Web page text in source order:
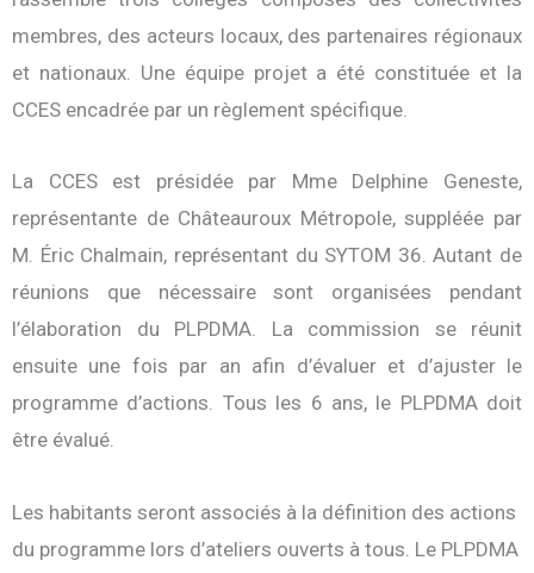
membres, des acteurs locaux, des partenaires régionaux
et nationaux. Une équipe projet a été constituée et la
CCES encadrée par un règlement spécifique.
La CCES est présidée par Mme Delphine Geneste,
représentante de Châteauroux Métropole, suppléée par
M. Éric Chalmain, représentant du SYTOM 36. Autant de
réunions que nécessaire sont organisées pendant
l’élaboration du PLPDMA. La commission se réunit
ensuite une fois par an afin d’évaluer et d’ajuster le
programme d’actions. Tous les 6 ans, le PLPDMA doit
être évalué.
Les habitants seront associés à la définition des actions
du programme lors d’ateliers ouverts à tous. Le PLPDMA